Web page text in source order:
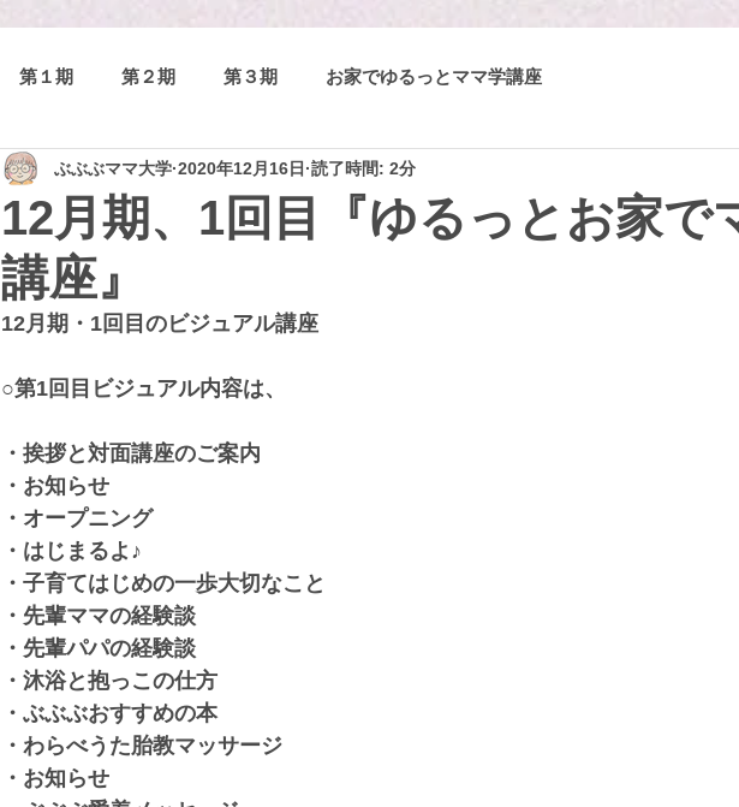
第１期 第２期 第３期 お家でゆるっとママ学講座
12月期、1回目『ゆるっとお家で
講座』
ぶぶぶママ大学 2020年12月16日 読了時間: 2分
12月期・1回目のビジュアル講座
○第1回目ビジュアル内容は、
・挨拶と対面講座のご案内
・お知らせ
・オープニング
・はじまるよ♪
・子育てはじめの一歩大切なこと
・先輩ママの経験談
・先輩パパの経験談
・沐浴と抱っこの仕方
・ぶぶぶおすすめの本
・わらべうた胎教マッサージ
・お知らせ